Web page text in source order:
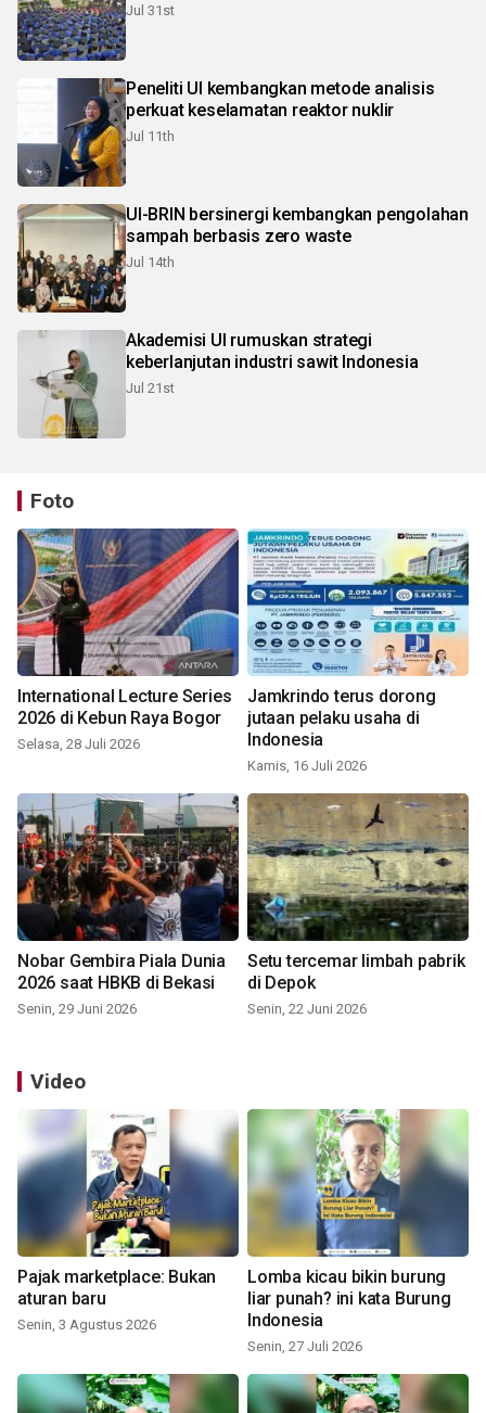
Jul 31st
Peneliti UI kembangkan metode analisis
perkuat keselamatan reaktor nuklir
Jul 11th
UI-BRIN bersinergi kembangkan pengolahan
sampah berbasis zero waste
Jul 14th
Akademisi UI rumuskan strategi
keberlanjutan industri sawit Indonesia
Jul 21st
Foto
International Lecture Series
2026 di Kebun Raya Bogor
Selasa, 28 Juli 2026
Jamkrindo terus dorong
jutaan pelaku usaha di
Indonesia
Kamis, 16 Juli 2026
Nobar Gembira Piala Dunia
2026 saat HBKB di Bekasi
Senin, 29 Juni 2026
Setu tercemar limbah pabrik
di Depok
Senin, 22 Juni 2026
Video
Pajak marketplace: Bukan
aturan baru
Senin, 3 Agustus 2026
Lomba kicau bikin burung
liar punah? ini kata Burung
Indonesia
Senin, 27 Juli 2026